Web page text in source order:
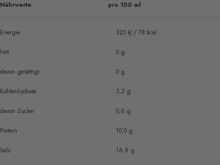
Nährwerte pro 100 ml
Energie 325 kJ / 78 kcal
Fett 0 g
davon gesättigt 0 g
Kohlenhydrate 3,2 g
davon Zucker 0,6 g
Protein 10,0 g
Salz 16,9 g